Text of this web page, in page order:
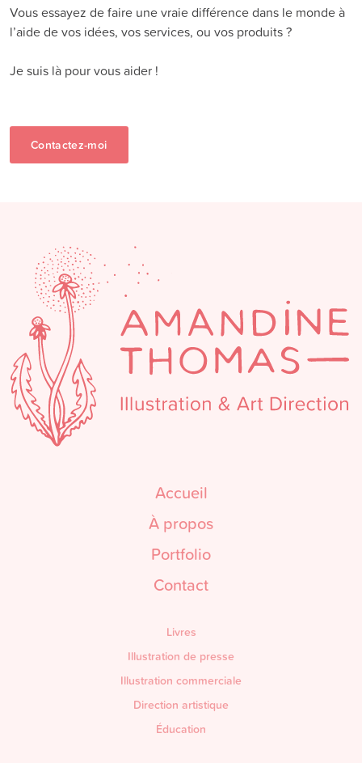
Vous essayez de faire une vraie différence dans le monde à
l’aide de vos idées, vos services, ou vos produits ?
Je suis là pour vous aider !
Contactez-moi
Accueil
À propos
Portfolio
Contact
Livres
Illustration de presse
Illustration commerciale
Direction artistique
Éducation